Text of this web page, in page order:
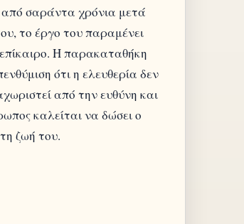
σαράντα χρόνια μετά
το έργο του παραμένει
Η παρακαταθήκη
ότι η ελευθερία δεν
από την ευθύνη και
καλείται να δώσει ο
ζωή του.